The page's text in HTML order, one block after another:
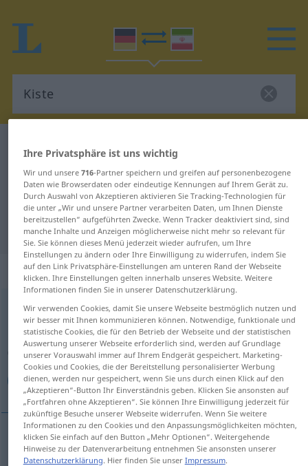
Deutsch-Persisch Übersetzung für
"Kiste"
"Kiste" Persisch Übersetzung
„Kiste“: Femininum
Kistef
Übersicht aller Übersetzungen
(Für mehr Details die Übersetzung anklicken/antippen)
صندوق, جعبه, ابوقراضه
صندوق [sanduġ]
Ihre Privatsphäre ist uns wichtig
Wir und unsere 716-Partner speichern und greifen auf personenbezogene
Daten wie Browserdaten oder eindeutige Kennungen auf Ihrem Gerät zu.
Durch Auswahl von Akzeptieren aktivieren Sie Tracking-Technologien für
die unter „Wir und unsere Partner verarbeiten Daten, um Ihnen Dienste
bereitzustellen“ aufgeführten Zwecke. Wenn Tracker deaktiviert sind, sind
manche Inhalte und Anzeigen möglicherweise nicht mehr so relevant für
Sie. Sie können dieses Menü jederzeit wieder aufrufen, um Ihre
Einstellungen zu ändern oder Ihre Einwilligung zu widerrufen, indem Sie
auf den Link Privatsphäre-Einstellungen am unteren Rand der Webseite
klicken. Ihre Einstellungen gelten innerhalb unseres Website. Weitere
Informationen finden Sie in unserer Datenschutzerklärung.
Wir verwenden Cookies, damit Sie unsere Webseite bestmöglich nutzen und
wir besser mit Ihnen kommunizieren können. Notwendige, funktionale und
statistische Cookies, die für den Betrieb der Webseite und der statistischen
Auswertung unserer Webseite erforderlich sind, werden auf Grundlage
unserer Vorauswahl immer auf Ihrem Endgerät gespeichert. Marketing-
Cookies und Cookies, die der Bereitstellung personalisierter Werbung
dienen, werden nur gespeichert, wenn Sie uns durch einen Klick auf den
„Akzeptieren“-Button Ihr Einverständnis geben. Klicken Sie ansonsten auf
„Fortfahren ohne Akzeptieren“. Sie können Ihre Einwilligung jederzeit für
zukünftige Besuche unserer Webseite widerrufen. Wenn Sie weitere
Informationen zu den Cookies und den Anpassungsmöglichkeiten möchten,
klicken Sie einfach auf den Button „Mehr Optionen“. Weitergehende
Hinweise zu der Datenverarbeitung entnehmen Sie ansonsten unserer
Datenschutzerklärung. Hier finden Sie unser Impressum.